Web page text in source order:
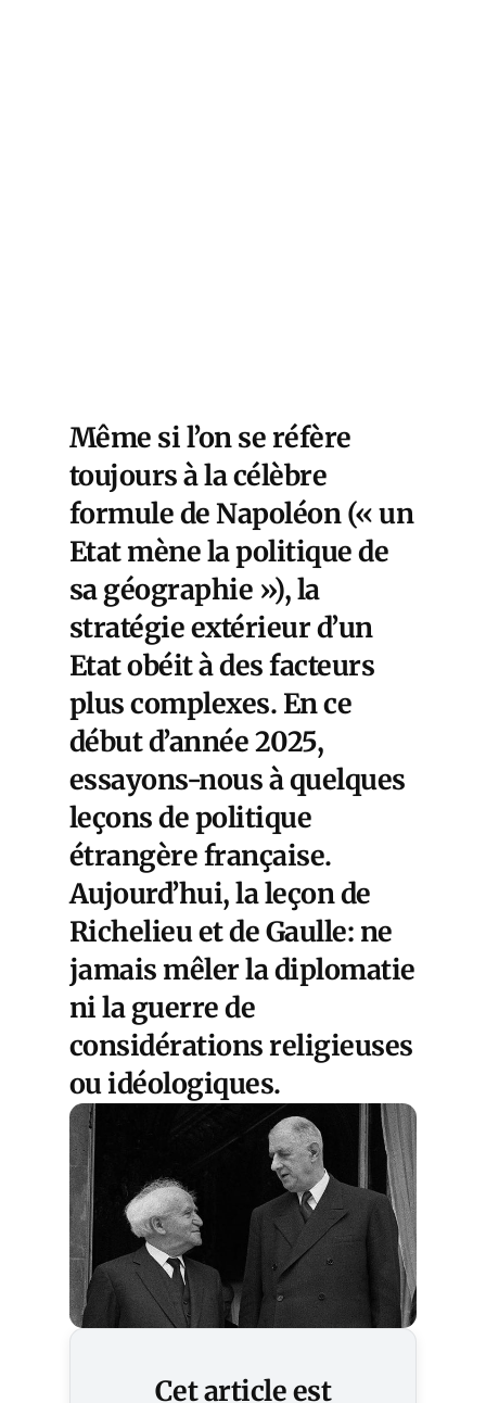
Même si l’on se réfère
toujours à la célèbre
formule de Napoléon (« un
Etat mène la politique de
sa géographie »), la
stratégie extérieur d’un
Etat obéit à des facteurs
plus complexes. En ce
début d’année 2025,
essayons-nous à quelques
leçons de politique
étrangère française.
Aujourd’hui, la leçon de
Richelieu et de Gaulle: ne
jamais mêler la diplomatie
ni la guerre de
considérations religieuses
ou idéologiques.
Cet article est